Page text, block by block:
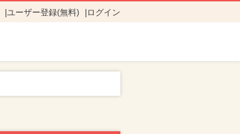
ユーザー登録(無料) ログイン